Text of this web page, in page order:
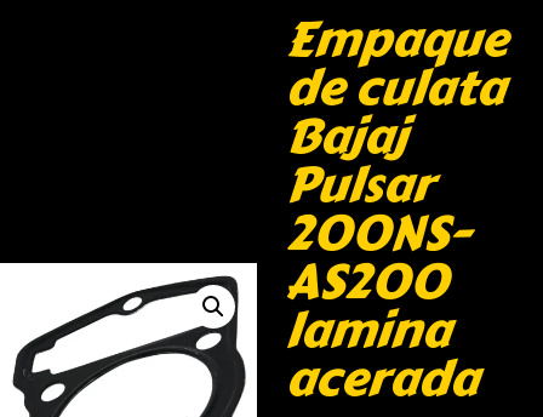
Empaque
de culata
Bajaj
Pulsar
200NS-
AS200
lamina
acerada